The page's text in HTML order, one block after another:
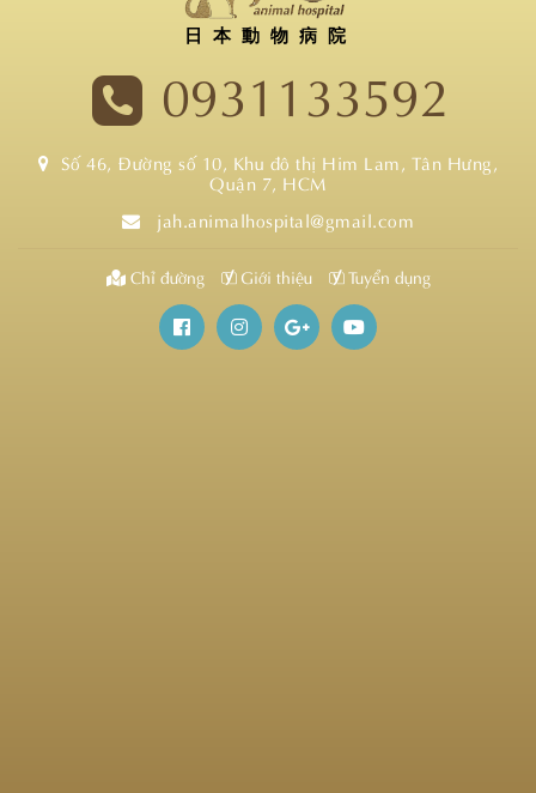
日本動物病院
0931133592
Số 46, Đường số 10, Khu đô thị Him Lam, Tân Hưng,
Quận 7, HCM
jah.animalhospital@gmail.com
Chỉ đường Giới thiệu Tuyển dụng